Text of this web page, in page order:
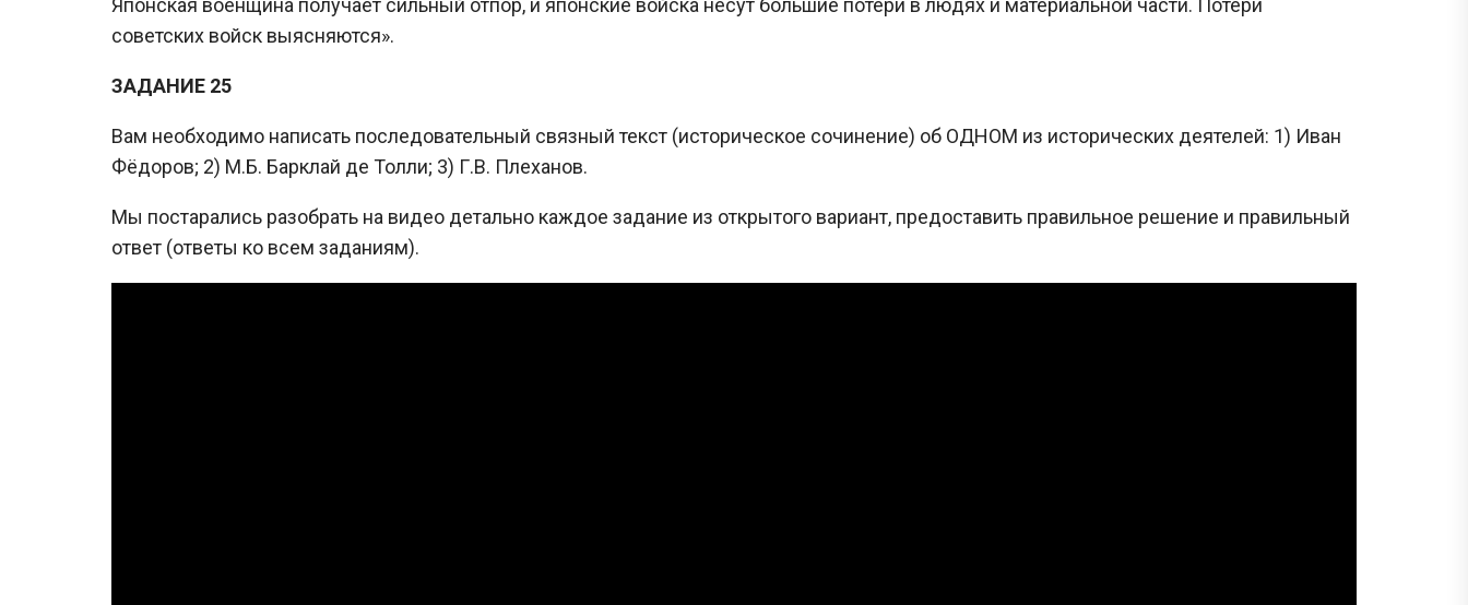
Японская военщина получает сильный отпор, и японские войска несут большие потери в людях и материальной части. Потери
советских войск выясняются».
ЗАДАНИЕ 25
Вам необходимо написать последовательный связный текст (историческое сочинение) об ОДНОМ из исторических деятелей: 1) Иван
Фёдоров; 2) М.Б. Барклай де Толли; 3) Г.В. Плеханов.
Мы постарались разобрать на видео детально каждое задание из открытого вариант, предоставить правильное решение и правильный
ответ (ответы ко всем заданиям).